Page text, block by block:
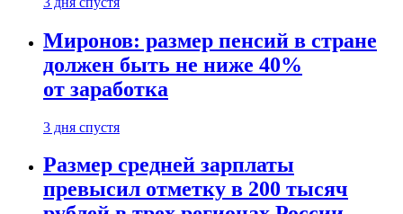
Миронов: размер пенсий в стране
должен быть не ниже 40%
от заработка
3 дня спустя
Размер средней зарплаты
превысил отметку в 200 тысяч